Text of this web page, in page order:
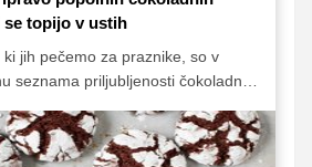
se topijo v ustih
jih pečemo za praznike, so v
seznama priljubljenosti čokoladni
in čudovito razpokano površino
in okusna čokoladna sredica.